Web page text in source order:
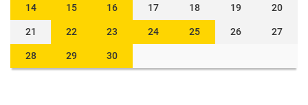
14 15 16 17 18 19 20
21 22 23 24 25 26 27
28 29 30